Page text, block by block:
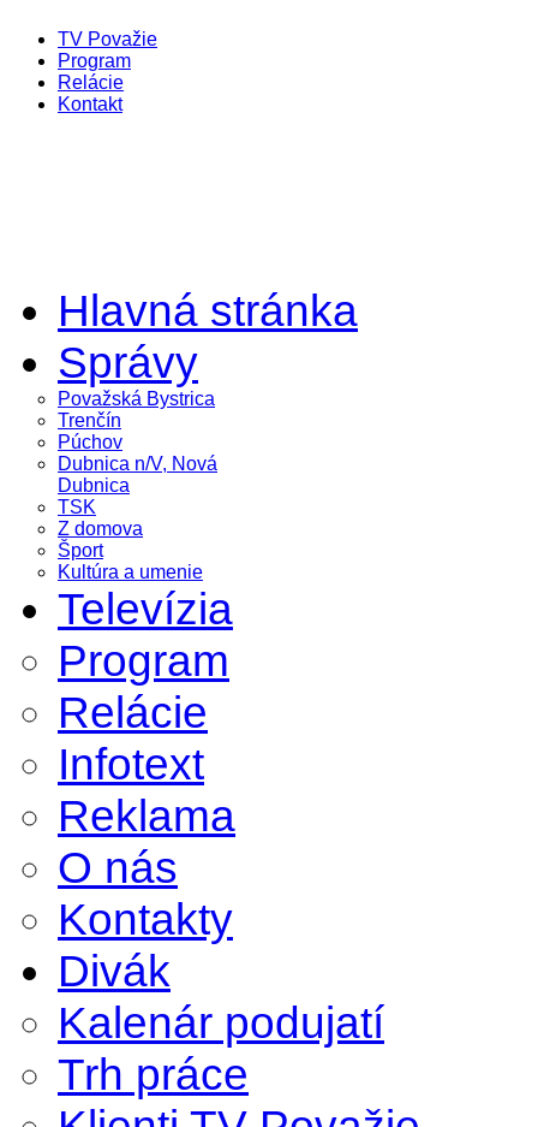
TV Považie
Program
Relácie
Kontakt
Hlavná stránka
Správy
Považská Bystrica
Trenčín
Púchov
Dubnica n/V, Nová
Dubnica
TSK
Z domova
Šport
Kultúra a umenie
Televízia
Program
Relácie
Infotext
Reklama
O nás
Kontakty
Divák
Kalenár podujatí
Trh práce